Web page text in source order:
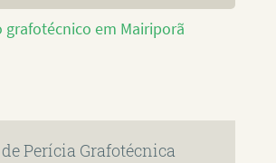
grafotécnico em Mairiporã
Perícia Grafotécnica